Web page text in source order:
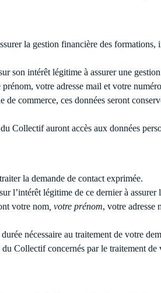
la gestion financière des
son intérêt légitime à assurer une
votre adresse mail et votre
commerce, ces données seront
Collectif auront accès aux données
la demande de contact exprimée.
l’intérêt légitime de ce dernier à
votre nom , votre prénom, votre adresse
nécessaire au traitement de votre
Collectif concernés par le traitement